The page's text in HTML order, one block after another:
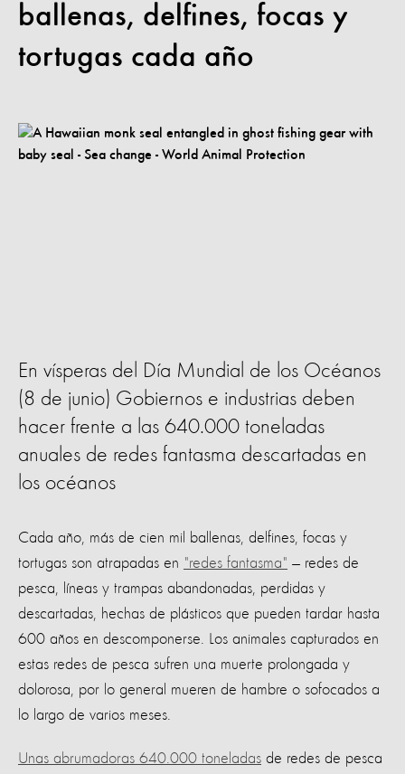
ballenas, delfines, focas y
tortugas cada año
En vísperas del Día Mundial de los Océanos
(8 de junio) Gobiernos e industrias deben
hacer frente a las 640.000 toneladas
anuales de redes fantasma descartadas en
los océanos
Cada año, más de cien mil ballenas, delfines, focas y
tortugas son atrapadas en "redes fantasma" — redes de
pesca, líneas y trampas abandonadas, perdidas y
descartadas, hechas de plásticos que pueden tardar hasta
600 años en descomponerse. Los animales capturados en
estas redes de pesca sufren una muerte prolongada y
dolorosa, por lo general mueren de hambre o sofocados a
lo largo de varios meses.
Unas abrumadoras 640.000 toneladas de redes de pesca